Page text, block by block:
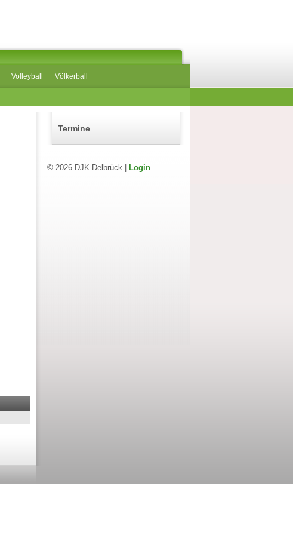
Volleyball Völkerball
Termine
© 2026 DJK Delbrück | Login